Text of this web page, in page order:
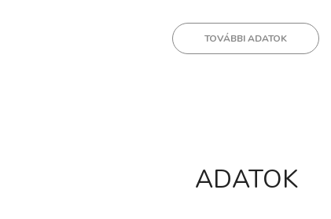
TOVÁBBI ADATOK
ADATOK